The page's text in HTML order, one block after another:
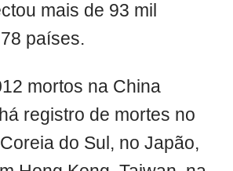
mais de 93 mil
países.
mortos na China
registro de mortes no
do Sul, no Japão,